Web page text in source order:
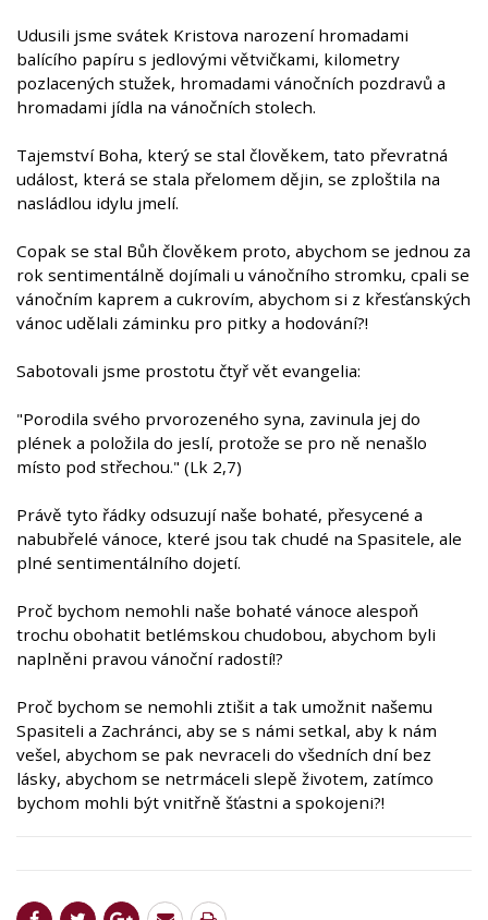
Udusili jsme svátek Kristova narození hromadami
balícího papíru s jedlovými větvičkami, kilometry
pozlacených stužek, hromadami vánočních pozdravů a
hromadami jídla na vánočních stolech.
Tajemství Boha, který se stal člověkem, tato převratná
událost, která se stala přelomem dějin, se zploštila na
nasládlou idylu jmelí.
Copak se stal Bůh člověkem proto, abychom se jednou za
rok sentimentálně dojímali u vánočního stromku, cpali se
vánočním kaprem a cukrovím, abychom si z křesťanských
vánoc udělali záminku pro pitky a hodování?!
Sabotovali jsme prostotu čtyř vět evangelia:
"Porodila svého prvorozeného syna, zavinula jej do
plének a položila do jeslí, protože se pro ně nenašlo
místo pod střechou." (Lk 2,7)
Právě tyto řádky odsuzují naše bohaté, přesycené a
nabubřelé vánoce, které jsou tak chudé na Spasitele, ale
plné sentimentálního dojetí.
Proč bychom nemohli naše bohaté vánoce alespoň
trochu obohatit betlémskou chudobou, abychom byli
naplněni pravou vánoční radostí!?
Proč bychom se nemohli ztišit a tak umožnit našemu
Spasiteli a Zachránci, aby se s námi setkal, aby k nám
vešel, abychom se pak nevraceli do všedních dní bez
lásky, abychom se netrmáceli slepě životem, zatímco
bychom mohli být vnitřně šťastni a spokojeni?!